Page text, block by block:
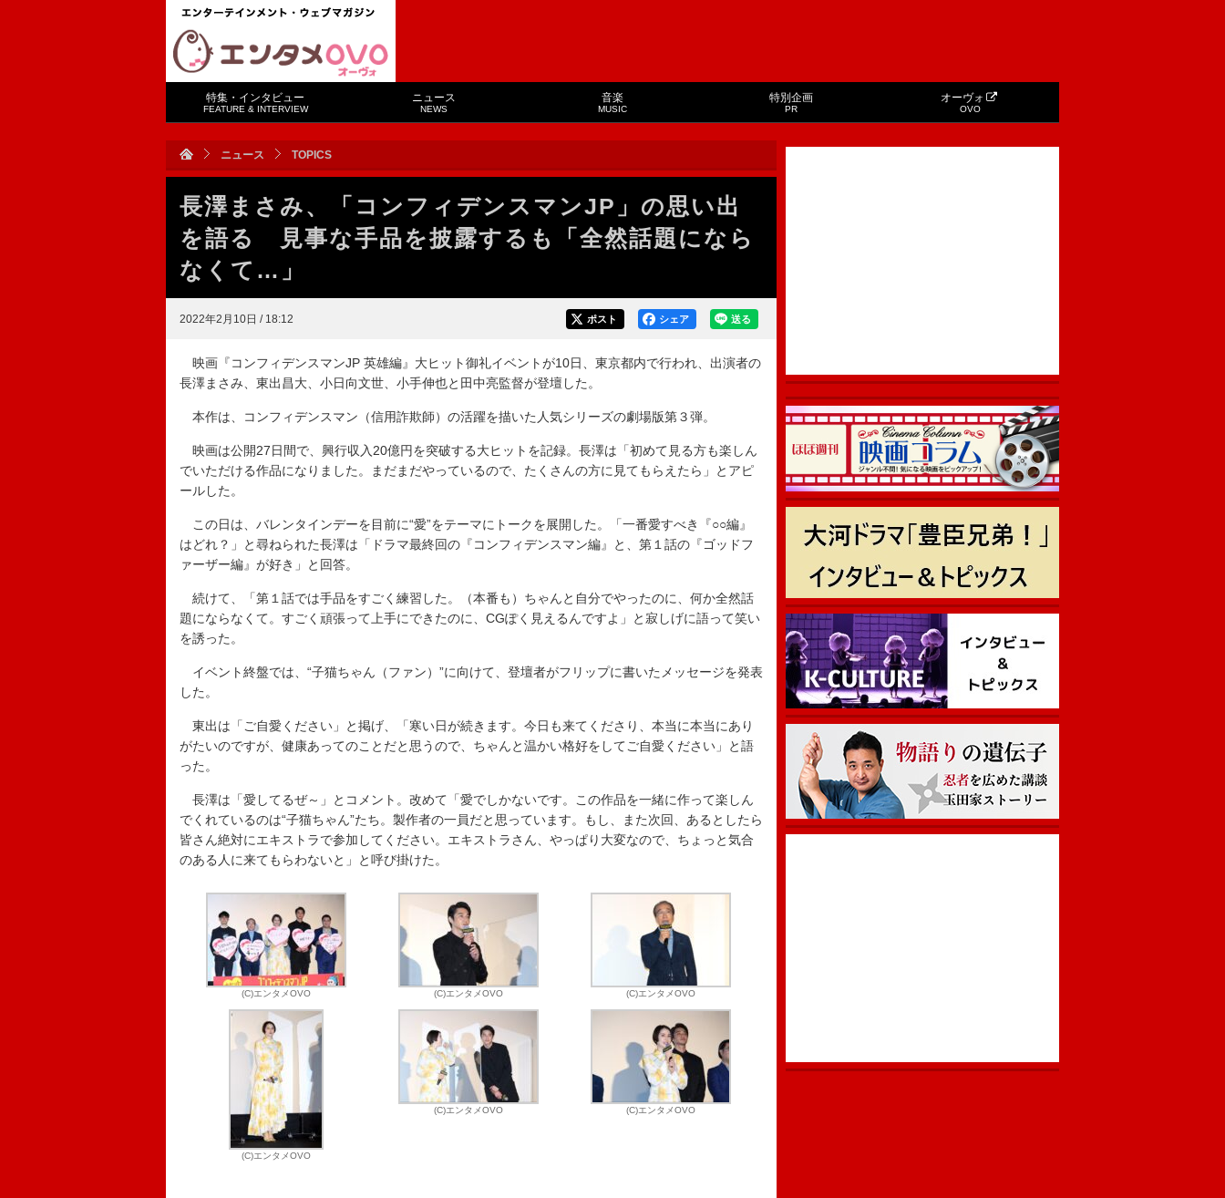
特集・インタビュー
FEATURE & INTERVIEW
ニュース
NEWS
音楽
MUSIC
特別企画
PR
オーヴォ
OVO
ニュース TOPICS
長澤まさみ、「コンフィデンスマンJP」の思い出
を語る 見事な手品を披露するも「全然話題になら
なくて…」
2022年2月10日 / 18:12 送る
シェア
ポスト
映画『コンフィデンスマンJP 英雄編』大ヒット御礼イベントが10日、東京都内で行われ、出演者の
長澤まさみ、東出昌大、小日向文世、小手伸也と田中亮監督が登壇した。
本作は、コンフィデンスマン（信用詐欺師）の活躍を描いた人気シリーズの劇場版第３弾。
映画は公開27日間で、興行収入20億円を突破する大ヒットを記録。長澤は「初めて見る方も楽しん
でいただける作品になりました。まだまだやっているので、たくさんの方に見てもらえたら」とアピ
ールした。
この日は、バレンタインデーを目前に“愛”をテーマにトークを展開した。「一番愛すべき『○○編』
はどれ？」と尋ねられた長澤は「ドラマ最終回の『コンフィデンスマン編』と、第１話の『ゴッドフ
ァーザー編』が好き」と回答。
続けて、「第１話では手品をすごく練習した。（本番も）ちゃんと自分でやったのに、何か全然話
題にならなくて。すごく頑張って上手にできたのに、CGぽく見えるんですよ」と寂しげに語って笑い
を誘った。
イベント終盤では、“子猫ちゃん（ファン）”に向けて、登壇者がフリップに書いたメッセージを発表
した。
東出は「ご自愛ください」と掲げ、「寒い日が続きます。今日も来てくださり、本当に本当にあり
がたいのですが、健康あってのことだと思うので、ちゃんと温かい格好をしてご自愛ください」と語
った。
長澤は「愛してるぜ～」とコメント。改めて「愛でしかないです。この作品を一緒に作って楽しん
でくれているのは“子猫ちゃん”たち。製作者の一員だと思っています。もし、また次回、あるとしたら
皆さん絶対にエキストラで参加してください。エキストラさん、やっぱり大変なので、ちょっと気合
のある人に来てもらわないと」と呼び掛けた。
(C)エンタメOVO (C)エンタメOVO (C)エンタメOVO
(C)エンタメOVO
(C)エンタメOVO (C)エンタメOVO